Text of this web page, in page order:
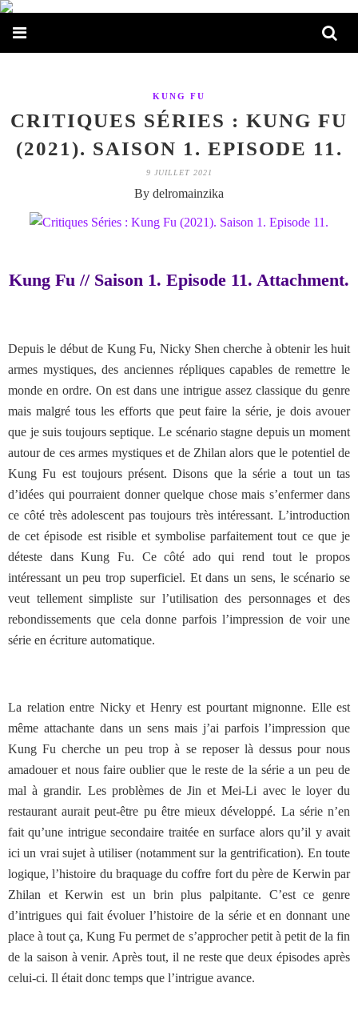
KUNG FU
CRITIQUES SÉRIES : KUNG FU
(2021). SAISON 1. EPISODE 11.
9 JUILLET 2021
By delromainzika
Kung Fu // Saison 1. Episode 11. Attachment.
Depuis le début de Kung Fu, Nicky Shen cherche à obtenir les huit
armes mystiques, des anciennes répliques capables de remettre le
monde en ordre. On est dans une intrigue assez classique du genre
mais malgré tous les efforts que peut faire la série, je dois avouer
que je suis toujours septique. Le scénario stagne depuis un moment
autour de ces armes mystiques et de Zhilan alors que le potentiel de
Kung Fu est toujours présent. Disons que la série a tout un tas
d’idées qui pourraient donner quelque chose mais s’enfermer dans
ce côté très adolescent pas toujours très intéressant. L’introduction
de cet épisode est risible et symbolise parfaitement tout ce que je
déteste dans Kung Fu. Ce côté ado qui rend tout le propos
intéressant un peu trop superficiel. Et dans un sens, le scénario se
veut tellement simpliste sur l’utilisation des personnages et des
rebondissements que cela donne parfois l’impression de voir une
série en écriture automatique.
La relation entre Nicky et Henry est pourtant mignonne. Elle est
même attachante dans un sens mais j’ai parfois l’impression que
Kung Fu cherche un peu trop à se reposer là dessus pour nous
amadouer et nous faire oublier que le reste de la série a un peu de
mal à grandir. Les problèmes de Jin et Mei-Li avec le loyer du
restaurant aurait peut-être pu être mieux développé. La série n’en
fait qu’une intrigue secondaire traitée en surface alors qu’il y avait
ici un vrai sujet à utiliser (notamment sur la gentrification). En toute
logique, l’histoire du braquage du coffre fort du père de Kerwin par
Zhilan et Kerwin est un brin plus palpitante. C’est ce genre
d’intrigues qui fait évoluer l’histoire de la série et en donnant une
place à tout ça, Kung Fu permet de s’approcher petit à petit de la fin
de la saison à venir. Après tout, il ne reste que deux épisodes après
celui-ci. Il était donc temps que l’intrigue avance.